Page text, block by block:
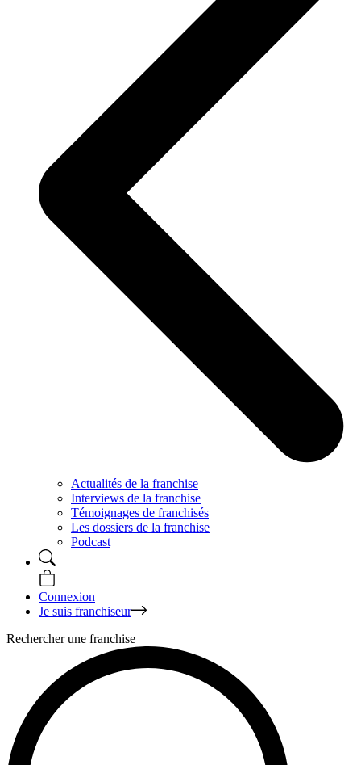
Actualités de la franchise
Interviews de la franchise
Témoignages de franchisés
Les dossiers de la franchise
Podcast
Connexion
Je suis franchiseur
Rechercher une franchise